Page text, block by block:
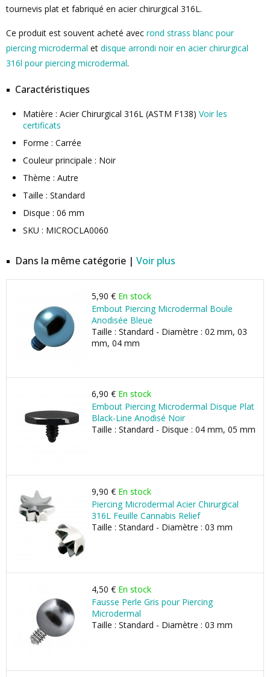
tournevis plat et fabriqué en acier chirurgical 316L.
Ce produit est souvent acheté avec rond strass blanc pour
piercing microdermal et disque arrondi noir en acier chirurgical
316l pour piercing microdermal.
Caractéristiques
Matière : Acier Chirurgical 316L (ASTM F138) Voir les
certificats
Forme : Carrée
Couleur principale : Noir
Thème : Autre
Taille : Standard
Disque : 06 mm
SKU : MICROCLA0060
Dans la même catégorie | Voir plus
5,90 € En stock
Embout Piercing Microdermal Boule
Anodisée Bleue
Taille : Standard - Diamètre : 02 mm, 03
mm, 04 mm
6,90 € En stock
Embout Piercing Microdermal Disque Plat
Black-Line Anodisé Noir
Taille : Standard - Disque : 04 mm, 05 mm
9,90 € En stock
Piercing Microdermal Acier Chirurgical
316L Feuille Cannabis Relief
Taille : Standard - Diamètre : 03 mm
4,50 € En stock
Fausse Perle Gris pour Piercing
Microdermal
Taille : Standard - Diamètre : 03 mm